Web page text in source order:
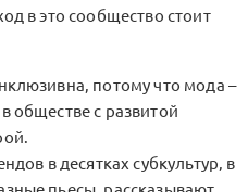
в это сообщество стоит
потому что мода –
обществе с развитой
в десятках субкультур, в